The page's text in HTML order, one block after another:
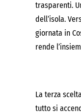
trasparenti.
dell’isola.
giornata in
rende
La terza
tutto si